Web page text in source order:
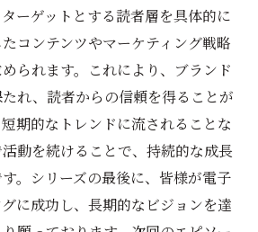
ーゲットとする読者層を具体的に
コンテンツやマーケティング戦略
られます。これにより、ブランド
れ、読者からの信頼を得ることが
期的なトレンドに流されることな
動を続けることで、持続的な成長
。シリーズの最後に、皆様が電子
に成功し、長期的なビジョンを達